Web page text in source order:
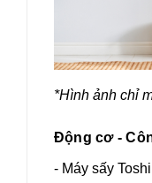
*Hình ảnh chỉ
Động cơ -
- Máy sấy